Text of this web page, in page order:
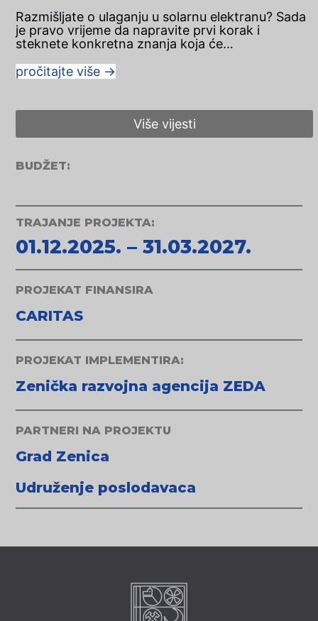
Razmišljate o ulaganju u solarnu elektranu? Sada
je pravo vrijeme da napravite prvi korak i
steknete konkretna znanja koja će…
pročitajte više →
Više vijesti
BUDŽET:
TRAJANJE PROJEKTA:
01.12.2025. – 31.03.2027.
PROJEKAT FINANSIRA
CARITAS
PROJEKAT IMPLEMENTIRA:
Zenička razvojna agencija ZEDA
PARTNERI NA PROJEKTU
Grad Zenica
Udruženje poslodavaca